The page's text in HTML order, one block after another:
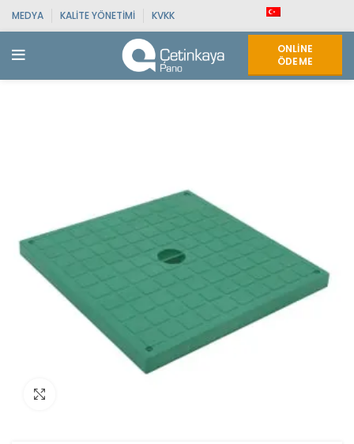
MEDYA KALITE YÖNETIMI KVKK
ONLINE
ÖDEME